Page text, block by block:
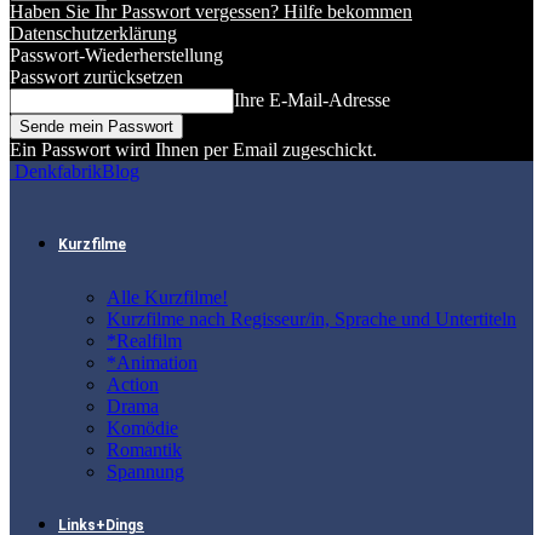
Haben Sie Ihr Passwort vergessen? Hilfe bekommen
Datenschutzerklärung
Passwort-Wiederherstellung
Passwort zurücksetzen
Ihre E-Mail-Adresse
Ein Passwort wird Ihnen per Email zugeschickt.
DenkfabrikBlog
Kurzfilme
Alle Kurzfilme!
Kurzfilme nach Regisseur/in, Sprache und Untertiteln
*Realfilm
*Animation
Action
Drama
Komödie
Romantik
Spannung
Links+Dings